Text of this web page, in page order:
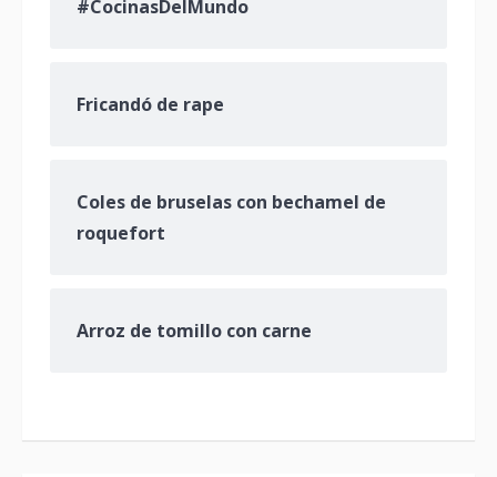
#CocinasDelMundo
Fricandó de rape
Coles de bruselas con bechamel de
roquefort
Arroz de tomillo con carne